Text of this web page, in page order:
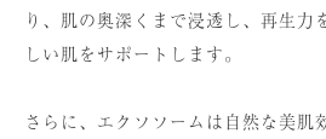
り、肌の奥深くまで浸透し、再生力
しい肌をサポートします。
さらに、エクソソームは自然な美肌